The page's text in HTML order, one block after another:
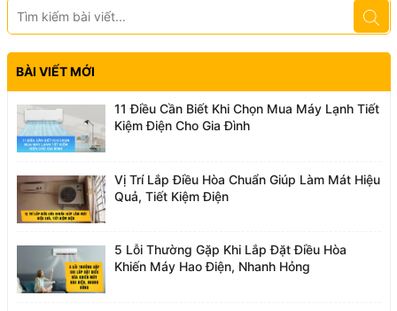
BÀI VIẾT MỚI
11 Điều Cần Biết Khi Chọn Mua Máy Lạnh Tiết
Kiệm Điện Cho Gia Đình
Vị Trí Lắp Điều Hòa Chuẩn Giúp Làm Mát Hiệu
Quả, Tiết Kiệm Điện
5 Lỗi Thường Gặp Khi Lắp Đặt Điều Hòa
Khiến Máy Hao Điện, Nhanh Hỏng